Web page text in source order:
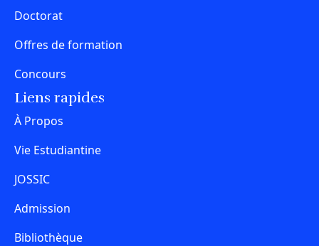
Doctorat
Offres de formation
Concours
Liens rapides
À Propos
Vie Estudiantine
JOSSIC
Admission
Bibliothèque